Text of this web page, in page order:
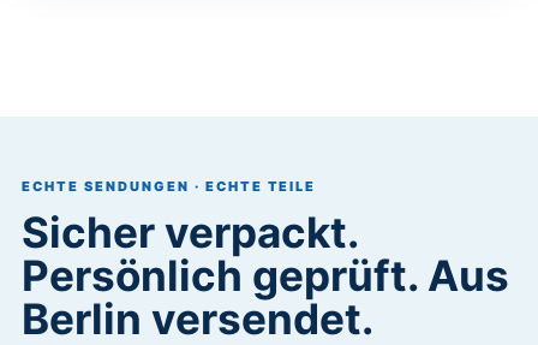
ECHTE SENDUNGEN · ECHTE TEILE
Sicher verpackt.
Persönlich geprüft. Aus
Berlin versendet.